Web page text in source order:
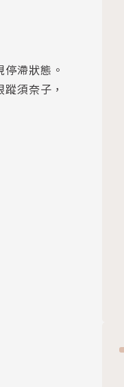
滯狀態。
須奈子，